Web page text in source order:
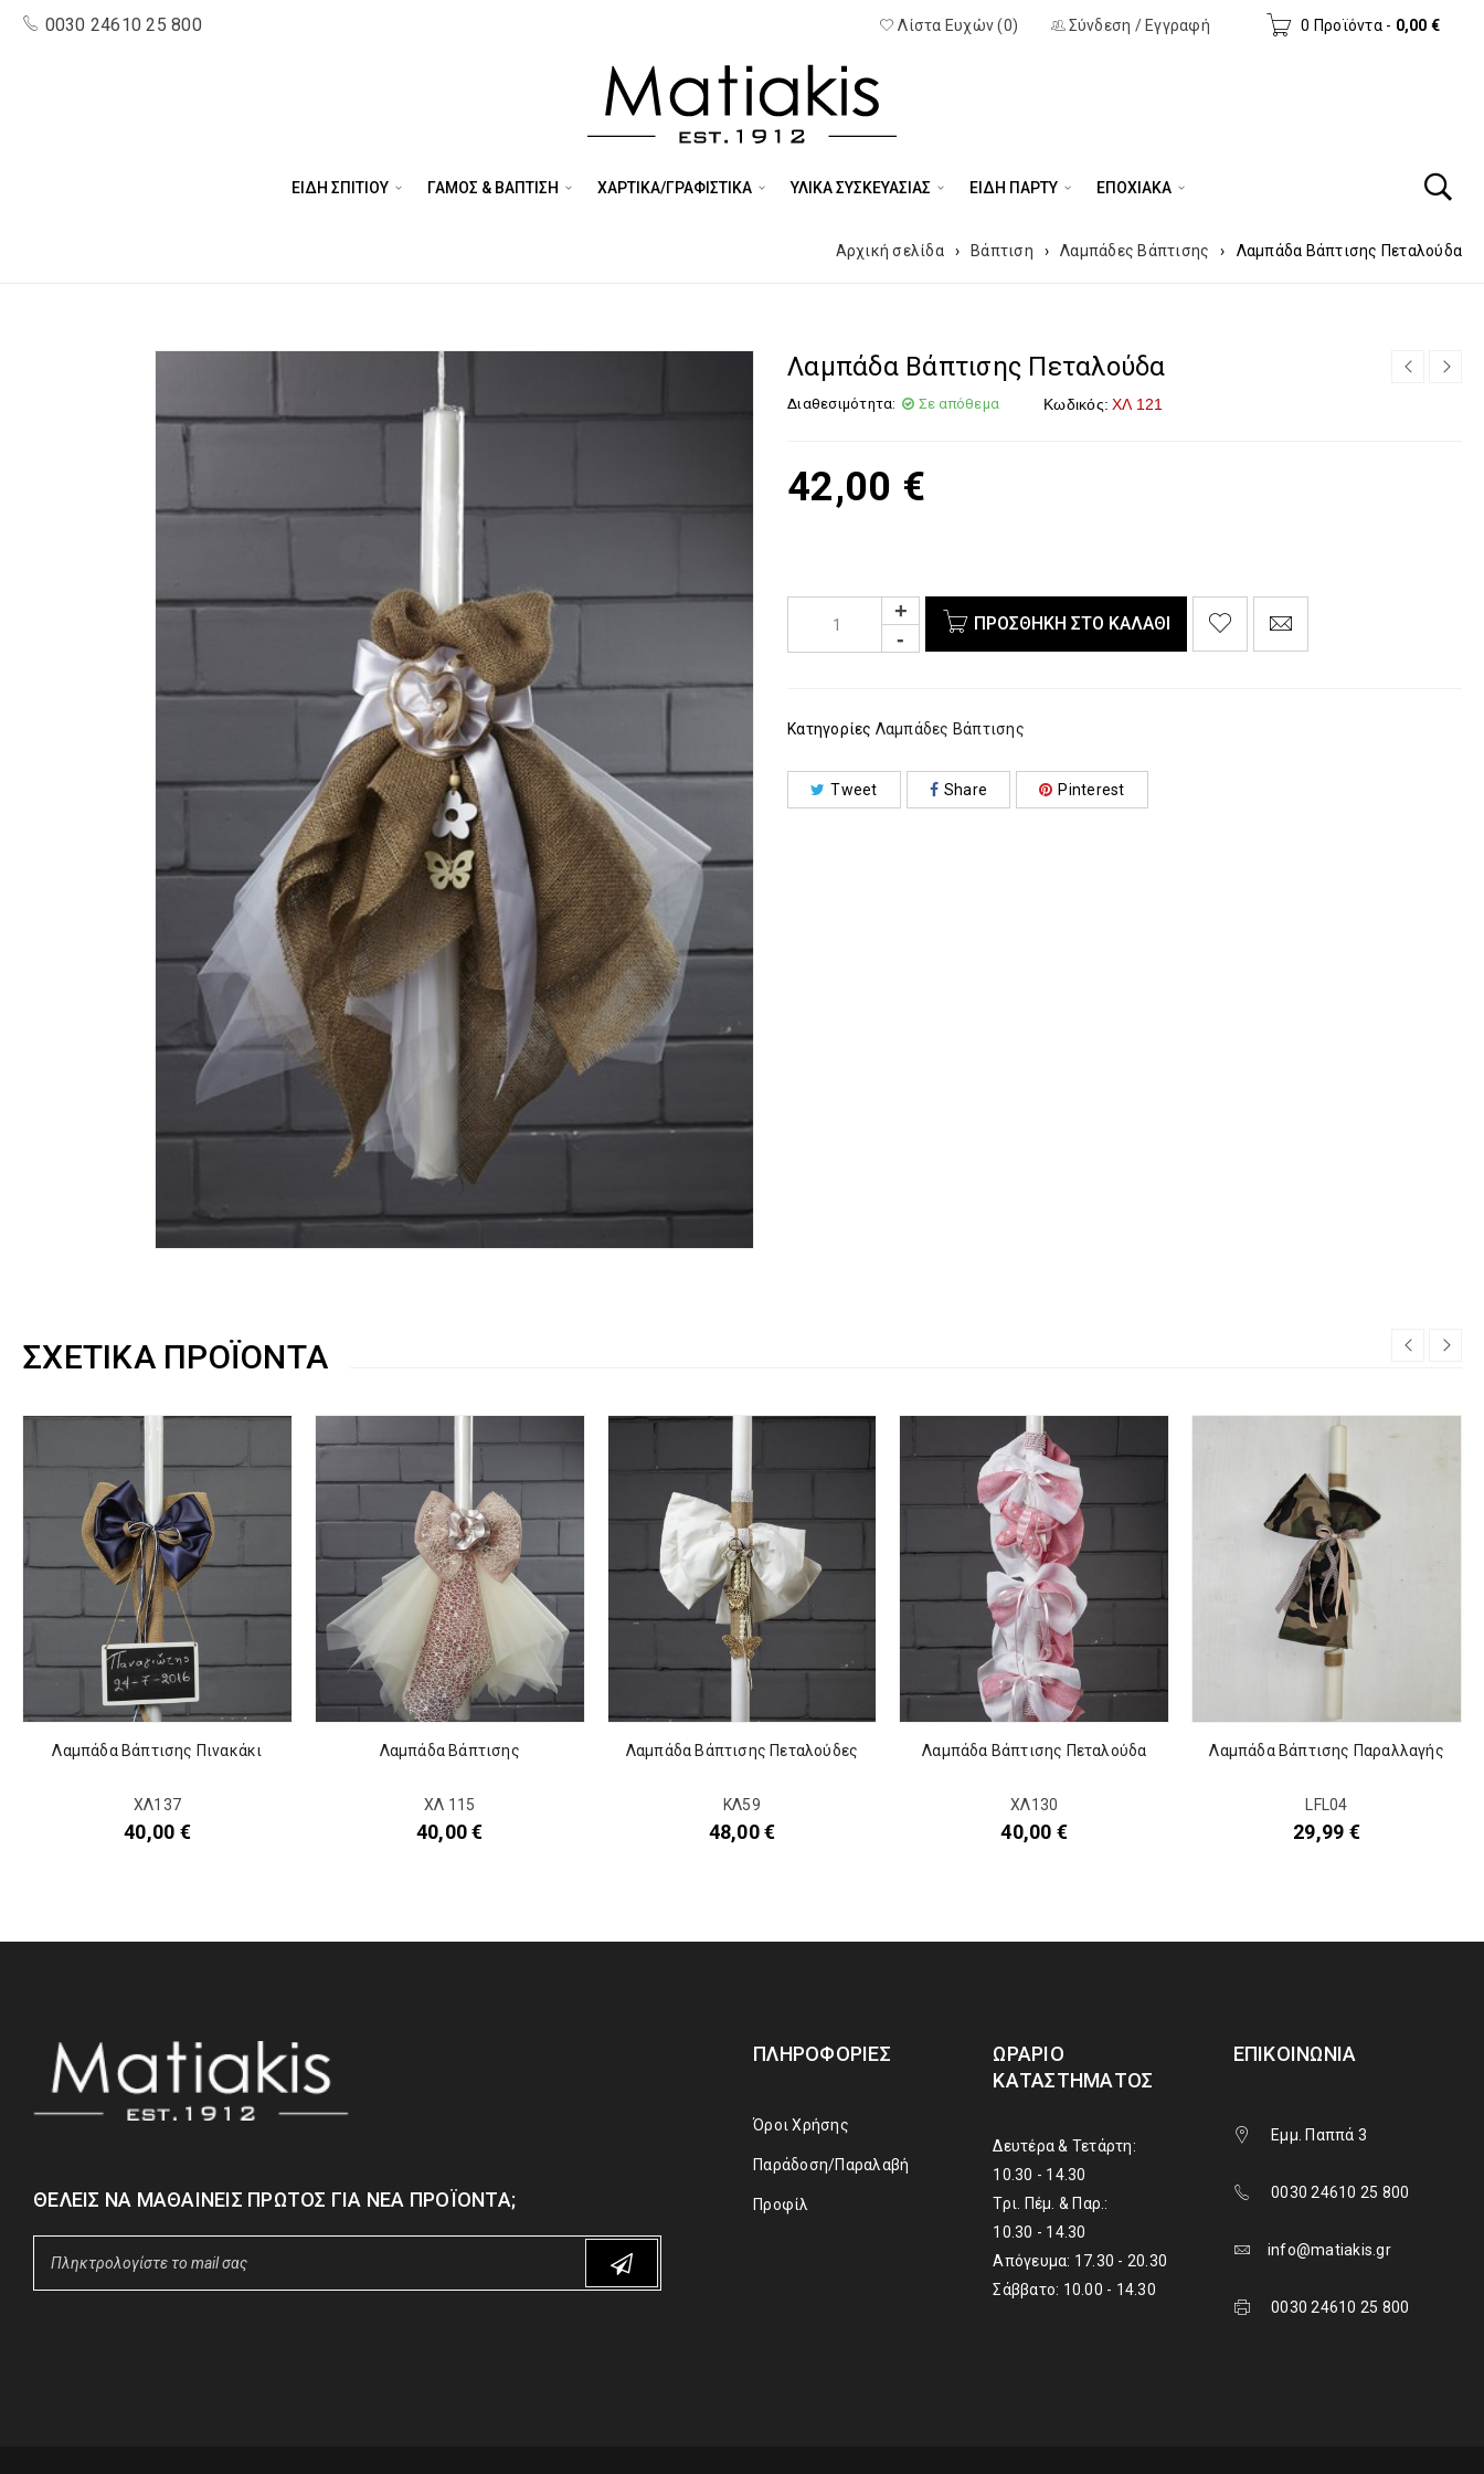
0030 24610 25 800 0 Προϊόντα - 0,00 €
Σύνδεση / Εγγραφή
Λίστα Ευχών (0)
ΕΙΔΗ ΣΠΙΤΙΟΥ ΓΑΜΟΣ & ΒΑΠΤΙΣΗ ΧΑΡΤΙΚΑ/ΓΡΑΦΙΣΤΙΚΑ ΥΛΙΚΑ ΣΥΣΚΕΥΑΣΙΑΣ ΕΊΔΗ ΠΆΡΤΥ ΕΠΟΧΙΑΚΑ
Αρχική σελίδα › Βάπτιση › Λαμπάδες Βάπτισης › Λαμπάδα Βάπτισης Πεταλούδα
Λαμπάδα Βάπτισης Πεταλούδα
Διαθεσιμότητα: Σε απόθεμα Κωδικός: ΧΛ 121
42,00 €
ΠΡΟΣΘΉΚΗ ΣΤΟ ΚΑΛΆΘΙ
Κατηγορίες Λαμπάδες Βάπτισης
Tweet Share Pinterest
ΣΧΕΤΙΚΆ ΠΡΟΪΌΝΤΑ
Λαμπάδα Βάπτισης Πινακάκι
ΧΛ137
40,00 €
Λαμπάδα Βάπτισης
ΧΛ 115
40,00€
Λαμπάδα Βάπτισης Πεταλούδες
ΚΛ59
48,00€
Λαμπάδα Βάπτισης Πεταλούδα
ΧΛ130
40,00 €
Λαμπάδα Βάπτισης Παραλλαγής
LFL04
29,99 €
ΘΈΛΕΙΣ ΝΑ ΜΑΘΑΊΝΕΙΣ ΠΡΏΤΟΣ ΓΙΑ ΝΈΑ ΠΡΟΪΌΝΤΑ;
ΠΛΗΡΟΦΟΡΊΕΣ
Όροι Χρήσης
Παράδοση/Παραλαβή
Προφίλ
ΩΡΆΡΙΟ
ΚΑΤΑΣΤΉΜΑΤΟΣ
Δευτέρα & Τετάρτη:
10.30 - 14.30
Τρι. Πέμ. & Παρ.:
10.30 - 14.30
Απόγευμα: 17.30 - 20.30
Σάββατο: 10.00 - 14.30
ΕΠΙΚΟΙΝΩΝΊΑ
Εμμ. Παππά 3
0030 24610 25 800
info@matiakis.gr
0030 24610 25 800